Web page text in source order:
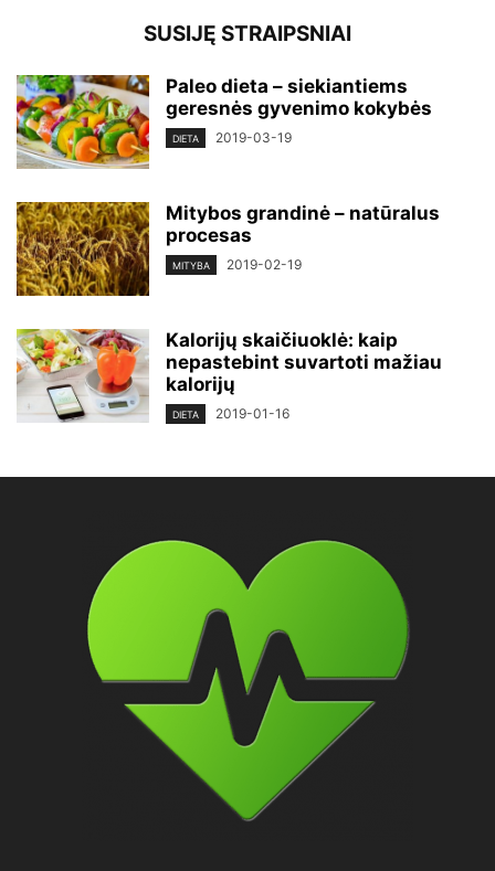
SUSIJĘ STRAIPSNIAI
Paleo dieta – siekiantiems
geresnės gyvenimo kokybės
DIETA 2019-03-19
Mitybos grandinė – natūralus
procesas
MITYBA 2019-02-19
Kalorijų skaičiuoklė: kaip
nepastebint suvartoti mažiau
kalorijų
DIETA 2019-01-16